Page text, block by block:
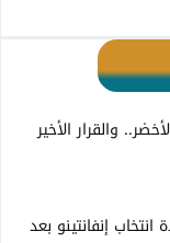
والقرار الأخير
إنفانتينو بعد